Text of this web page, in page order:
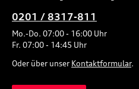
0201 / 8317-811
Mo.-Do. 07:00 - 16:00 Uhr
Fr. 07:00 - 14:45 Uhr
Oder über unser Kontaktformular.